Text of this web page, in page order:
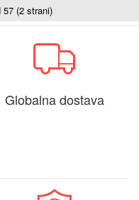
(2 strani)
Globalna dostava